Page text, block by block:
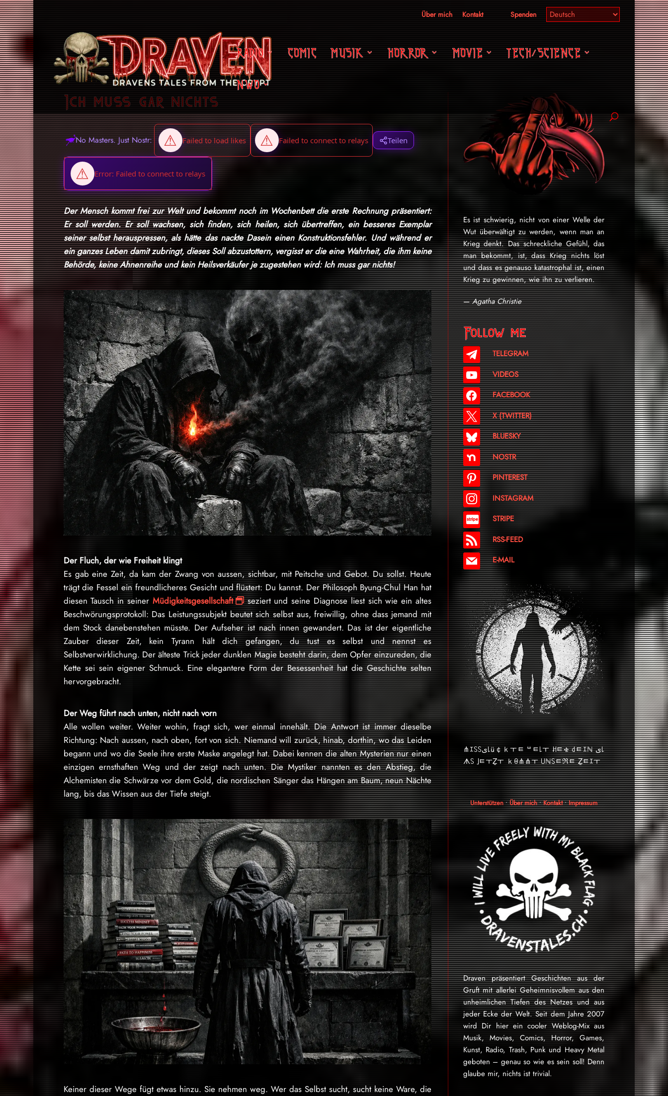
Über mich Kontakt Spenden
RADIO COMIC MUSIK HORROR MOVIE TECH/SCIENCE
NWO
Ich muss gar nichts
No Masters. Just Nostr: Teilen
Der Mensch kommt frei zur Welt und bekommt noch im Wochenbett die erste Rechnung präsentiert:
Er soll werden. Er soll wachsen, sich finden, sich heilen, sich übertreffen, ein besseres Exemplar
seiner selbst herauspressen, als hätte das nackte Dasein einen Konstruktionsfehler. Und während er
ein ganzes Leben damit zubringt, dieses Soll abzustottern, vergisst er die eine Wahrheit, die ihm keine
Behörde, keine Ahnenreihe und kein Heilsverkäufer je zugestehen wird: Ich muss gar nichts!
Der Fluch, der wie Freiheit klingt
Es gab eine Zeit, da kam der Zwang von aussen, sichtbar, mit Peitsche und Gebot. Du sollst. Heute
trägt die Fessel ein freundlicheres Gesicht und flüstert: Du kannst. Der Philosoph Byung-Chul Han hat
diesen Tausch in seiner Müdigkeitsgesellschaft
seziert und seine Diagnose liest sich wie ein altes
Beschwörungsprotokoll: Das Leistungssubjekt beutet sich selbst aus, freiwillig, ohne dass jemand mit
dem Stock danebenstehen müsste. Der Aufseher ist nach innen gewandert. Das ist der eigentliche
Zauber dieser Zeit, kein Tyrann hält dich gefangen, du tust es selbst und nennst es
Selbstverwirklichung. Der älteste Trick jeder dunklen Magie besteht darin, dem Opfer einzureden, die
Kette sei sein eigener Schmuck. Eine elegantere Form der Besessenheit hat die Geschichte selten
hervorgebracht.
Der Weg führt nach unten, nicht nach vorn
Alle wollen weiter. Weiter wohin, fragt sich, wer einmal innehält. Die Antwort ist immer dieselbe
Richtung: Nach aussen, nach oben, fort von sich. Niemand will zurück, hinab, dorthin, wo das Leiden
begann und wo die Seele ihre erste Maske angelegt hat. Dabei kennen die alten Mysterien nur einen
einzigen ernsthaften Weg und der zeigt nach unten. Die Mystiker nannten es den Abstieg, die
Alchemisten die Schwärze vor dem Gold, die nordischen Sänger das Hängen am Baum, neun Nächte
lang, bis das Wissen aus der Tiefe steigt.
Keiner dieser Wege fügt etwas hinzu. Sie nehmen weg. Wer das Selbst sucht, sucht keine Ware, die
Es ist schwierig, nicht von einer Welle der
Wut überwältigt zu werden, wenn man an
Krieg denkt. Das schreckliche Gefühl, das
man bekommt, ist, dass Krieg nichts löst
und dass es genauso katastrophal ist, einen
Krieg zu gewinnen, wie ihn zu verlieren.
—Agatha Christie
Follow me
TELEGRAM
VIDEOS
FACEBOOK
X (TWITTER)
BLUESKY
NOSTR
PINTEREST
INSTAGRAM
STRIPE
RSS-FEED
E-MAIL
⋔ｴ꒚꒚ﻯ꒒ü￠ｋￓﾼ ꒳ﾼ꒒ￓ ꎧﾼቄ ꒯ﾼｴℕ ﻯ꒒
ᗑ꒚ ｣ﾼￓẔￓ ｋꑙ⋔⋔ￓ ꒤ℕ꒚ﾼℜﾼ Ẕﾼｴￓ
Unterstützen•Über mich•Kontakt•Impressum
Draven präsentiert Geschichten aus der
Gruft mit allerlei Geheimnisvollem aus den
unheimlichen Tiefen des Netzes und aus
jeder Ecke der Welt. Seit dem Jahre 2007
wird Dir hier ein cooler Weblog-Mix aus
Musik, Movies, Comics, Horror, Games,
Kunst, Radio, Trash, Punk und Heavy Metal
geboten – genau so wie es sein soll! Denn
glaube mir, nichts ist trivial.